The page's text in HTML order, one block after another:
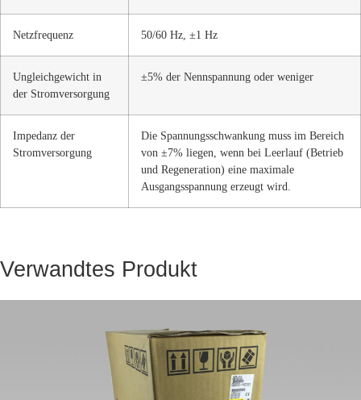
Netzfrequenz 50/60 Hz, ±1 Hz
Ungleichgewicht in
der Stromversorgung
±5% der Nennspannung oder weniger
Impedanz der
Stromversorgung
Die Spannungsschwankung muss im Bereich
von ±7% liegen, wenn bei Leerlauf (Betrieb
und Regeneration) eine maximale
Ausgangsspannung erzeugt wird.
Verwandtes Produkt